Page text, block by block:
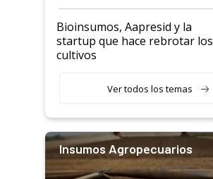
Bioinsumos, Aapresid y la
startup que hace rebrotar los
cultivos
Ver todos los temas
Insumos Agropecuarios